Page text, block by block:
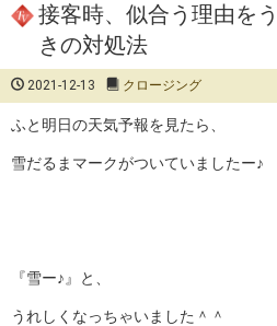
接客時、似合う理由を
きの対処法
2021-12-13 クロージング
ふと明日の天気予報を見たら、
雪だるまマークがついていましたー♪
『雪ー♪』と、
うれしくなっちゃいました＾＾